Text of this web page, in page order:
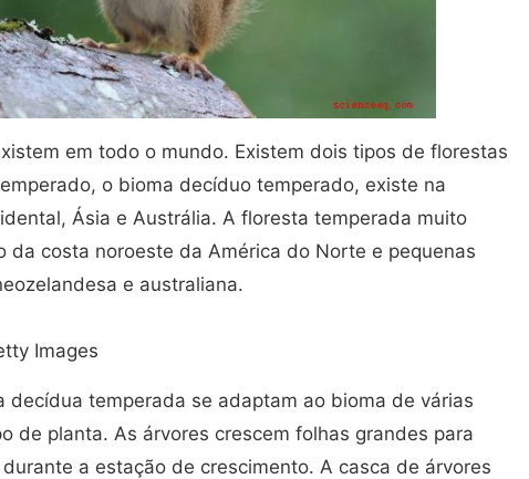
em todo o mundo. Existem dois tipos de florestas
o bioma decíduo temperado, existe na
Ásia e Austrália. A floresta temperada muito
da costa noroeste da América do Norte e pequenas
e australiana.
Images
decídua temperada se adaptam ao bioma de várias
de planta. As árvores crescem folhas grandes para
a estação de crescimento. A casca de árvores